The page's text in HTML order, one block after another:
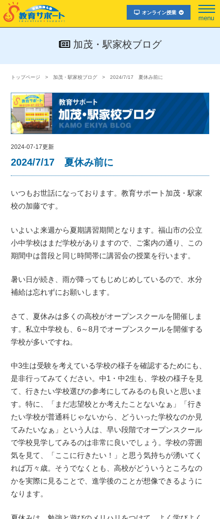
オンライン授業
menu
加茂・駅家校ブログ
トップページ 加茂・駅家校ブログ 2024/7/17 夏休み前に
2024-07-17更新
2024/7/17 夏休み前に
いつもお世話になっております。教育サポート加茂・駅家
校の加藤です。
いよいよ来週から夏期講習期間となります。福山市の公立
小中学校はまだ学校がありますので、ご案内の通り、この
期間中は普段と同じ時間帯に講習会の授業を行います。
暑い日が続き、雨が降ってもじめじめしているので、水分
補給は忘れずにお願いします。
さて、夏休みは多くの高校がオープンスクールを開催しま
す。私立中学校も、6～8月でオープンスクールを開催する
学校が多いですね。
中3生は受験を考えている学校の様子を確認するためにも、
是非行ってみてください。中1・中2生も、学校の様子を見
て、行きたい学校選びの参考にしてみるのも良いと思いま
す。特に、「まだ志望校とか考えたことないなぁ」「行き
たい学校が普通科じゃないから、どういった学校なのか見
てみたいなぁ」という人は、早い段階でオープンスクール
で学校見学してみるのは非常に良いでしょう。学校の雰囲
気を見て、「ここに行きたい！」と思う気持ちが湧いてく
れば万々歳。そうでなくとも、高校がどういうところなの
かを実際に見ることで、進学後のことが想像できるように
なります。